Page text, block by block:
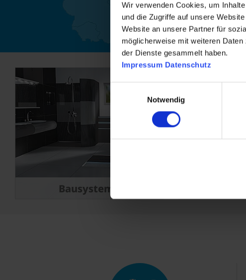
Wir verwenden Cookies, um
und die Zugriffe auf unsere
Website an unsere Partner für
möglicherweise mit weiteren
der Dienste gesammelt haben.
Impressum Datenschutz
Notwendig
Bausysteme